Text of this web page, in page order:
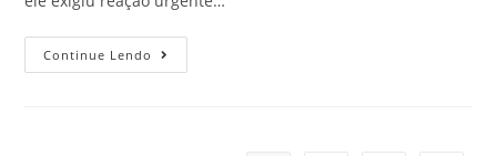
Continue Lendo